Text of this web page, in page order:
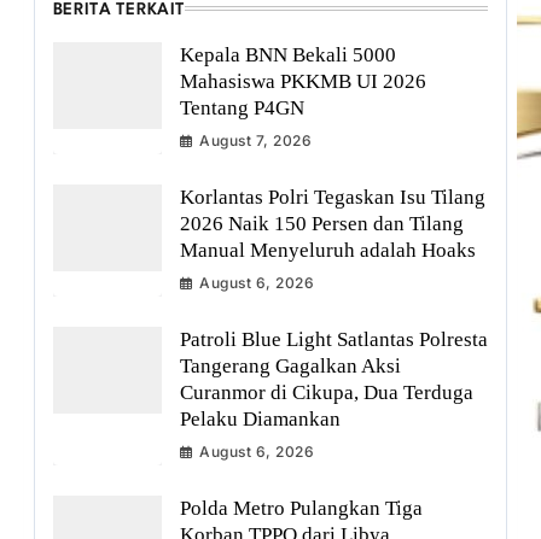
BERITA TERKAIT
Kepala BNN Bekali 5000
Mahasiswa PKKMB UI 2026
Tentang P4GN
August 7, 2026
Korlantas Polri Tegaskan Isu Tilang
2026 Naik 150 Persen dan Tilang
Manual Menyeluruh adalah Hoaks
August 6, 2026
Patroli Blue Light Satlantas Polresta
Tangerang Gagalkan Aksi
Curanmor di Cikupa, Dua Terduga
Pelaku Diamankan
August 6, 2026
Polda Metro Pulangkan Tiga